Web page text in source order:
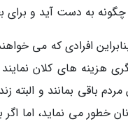
به دست آید و برای
افرادی که می
هزینه های کلان
باقی بمانند و البته
خطور می نماید، اما